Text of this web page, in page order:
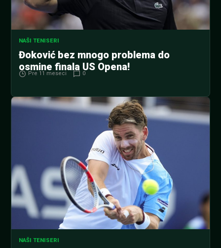
NAŠI TENISERI
Đoković bez mnogo problema do
osmine finala US Opena!
Pre 11 meseci 0
NAŠI TENISERI